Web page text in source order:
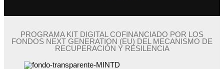
PROGRAMA KIT DIGITAL COFINANCIADO POR LOS
FONDOS NEXT GENERATION (EU) DEL MECANISMO DE
RECUPERACIÓN Y RESILENCIA